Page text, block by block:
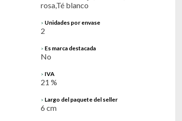
rosa,Té blanco
> Unidades por envase
2
> Es marca destacada
No
> IVA
21 %
> Largo del paquete del seller
6 cm